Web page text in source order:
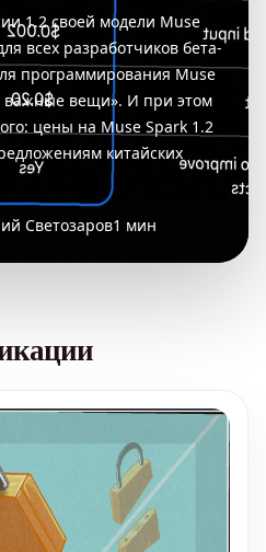
1.2 своей модели Muse
всех разработчиков бета-
программирования Muse
важные вещи». И при этом
цены на Muse Spark 1.2
китайских
Светозаров1 мин